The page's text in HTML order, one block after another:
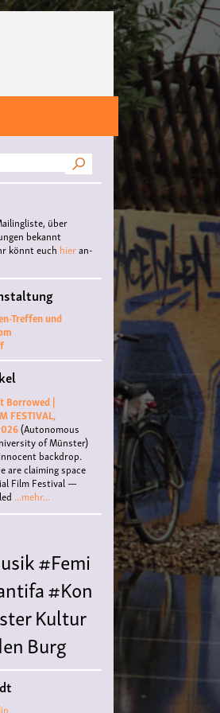
über
bekannt
könnt euch hieran-
Treffen und
Borrowed |
FESTIVAL,
(Autonomous
of Münster)
backdrop.
are claiming space
Film Festival —
...mehr...
#Femi
#Kon
Kultur
Burg
literatur#